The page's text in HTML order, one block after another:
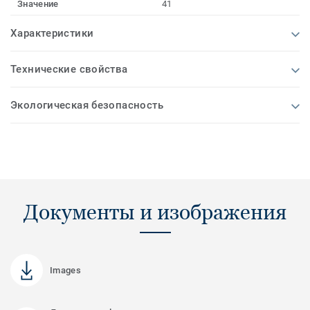
Значение 41
Характеристики
Технические свойства
Экологическая безопасность
Документы и изображения
Images